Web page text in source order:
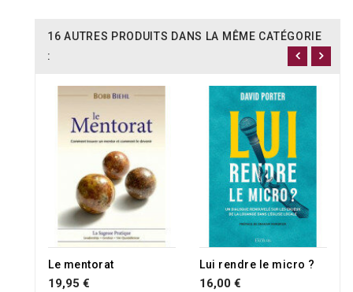
16 AUTRES PRODUITS DANS LA MÊME CATÉGORIE
:
Le mentorat
19,95 €
RUPTURE DE STOCK
Lui rendre le micro ?
16,00 €